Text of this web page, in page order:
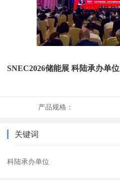
SNEC2026储能展 科陆承办单位
产品规格：
关键词
科陆承办单位